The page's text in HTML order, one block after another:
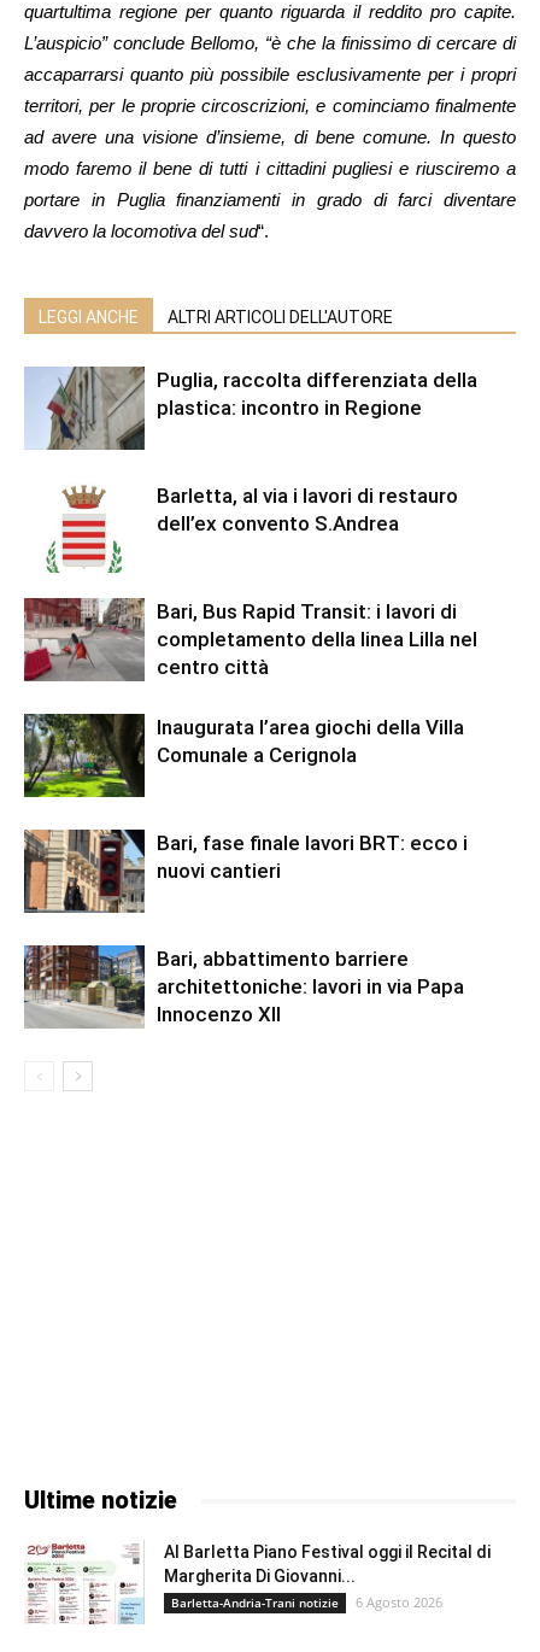
quartultima regione per quanto riguarda il reddito pro capite.
L’auspicio” conclude Bellomo, “è che la finissimo di cercare di
accaparrarsi quanto più possibile esclusivamente per i propri
territori, per le proprie circoscrizioni, e cominciamo finalmente
ad avere una visione d’insieme, di bene comune. In questo
modo faremo il bene di tutti i cittadini pugliesi e riusciremo a
portare in Puglia finanziamenti in grado di farci diventare
davvero la locomotiva del sud“.
LEGGI ANCHE ALTRI ARTICOLI DELL'AUTORE
Puglia, raccolta differenziata della
plastica: incontro in Regione
Barletta, al via i lavori di restauro
dell’ex convento S.Andrea
Bari, Bus Rapid Transit: i lavori di
completamento della linea Lilla nel
centro città
Inaugurata l’area giochi della Villa
Comunale a Cerignola
Bari, fase finale lavori BRT: ecco i
nuovi cantieri
Bari, abbattimento barriere
architettoniche: lavori in via Papa
Innocenzo XII
Ultime notizie
Al Barletta Piano Festival oggi il Recital di
Margherita Di Giovanni...
Barletta-Andria-Trani notizie 6 Agosto 2026